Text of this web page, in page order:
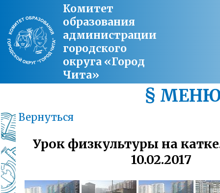
Комитет
образования
администрации
городского
округа «Город
Чита»
§
Вернуться
Урок физкультуры на
10.02.2017